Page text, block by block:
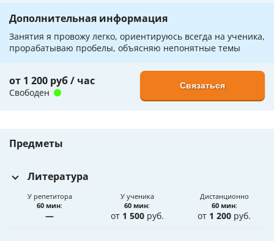
Дополнительная информация
Занятия я провожу легко, ориентируюсь всегда на ученика,
прорабатываю пробелы, объясняю непонятные темы
от 1 200 руб / час
Свободен
Связаться
Предметы
Литература
У репетитора
60 мин:
—
У ученика
60 мин:
от 1 500руб.
Дистанционно
60 мин:
от 1 200 руб.